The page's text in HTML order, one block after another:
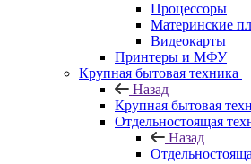
Процессоры
Материнские
Видеокарты
Принтеры и МФУ
Крупная бытовая техника
Назад
Крупная бытовая
Отдельностоящая
Назад